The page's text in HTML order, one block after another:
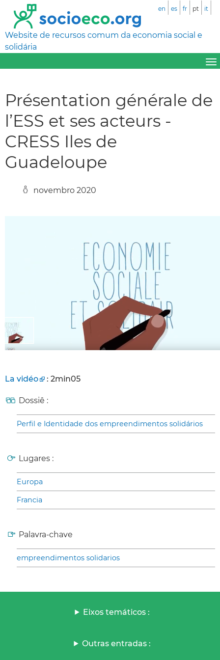
Website de recursos comum da economia social e
solidária
en es fr pt it
Présentation générale de
l’ESS et ses acteurs -
CRESS Iles de
Guadeloupe
novembro 2020
La vidéo : 2min05
Dossiê :
Perfil e Identidade dos empreendimentos solidários
Lugares :
Europa
Francia
Palavra-chave
empreendimentos solidarios
Eixos temáticos :
Outras entradas :